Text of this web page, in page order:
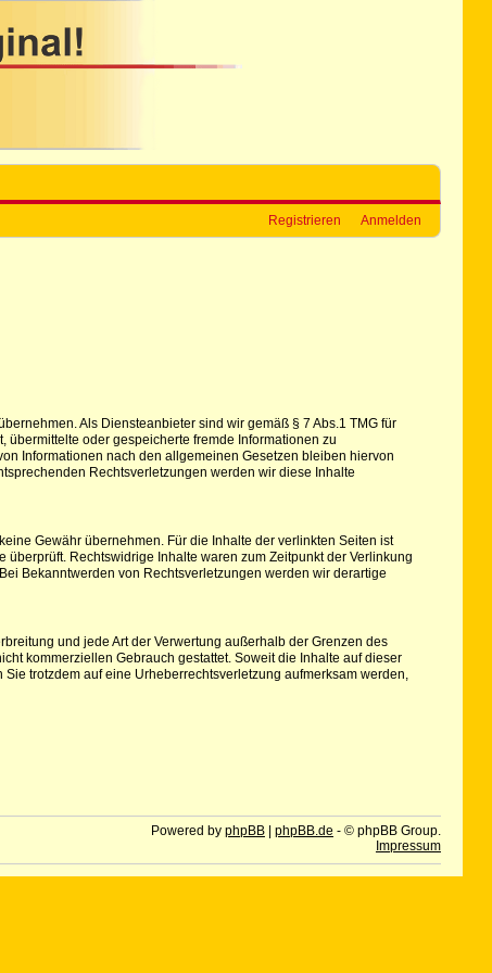
Registrieren Anmelden
Als Diensteanbieter sind wir gemäß § 7 Abs.1 TMG für
oder gespeicherte fremde Informationen zu
Informationen nach den allgemeinen Gesetzen bleiben hiervon
Rechtsverletzungen werden wir diese Inhalte
Gewähr übernehmen. Für die Inhalte der verlinkten Seiten ist
Rechtswidrige Inhalte waren zum Zeitpunkt der Verlinkung
Bekanntwerden von Rechtsverletzungen werden wir derartige
und jede Art der Verwertung außerhalb der Grenzen des
kommerziellen Gebrauch gestattet. Soweit die Inhalte auf dieser
trotzdem auf eine Urheberrechtsverletzung aufmerksam werden,
Powered by phpBB| phpBB.de - © phpBB Group.
Impressum